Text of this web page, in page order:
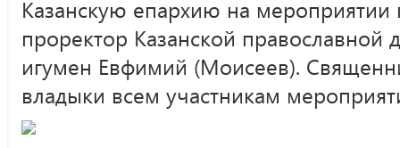
Казанскую епархию на мероприятии
проректор Казанской православной
игумен Евфимий (Моисеев).
владыки всем участникам